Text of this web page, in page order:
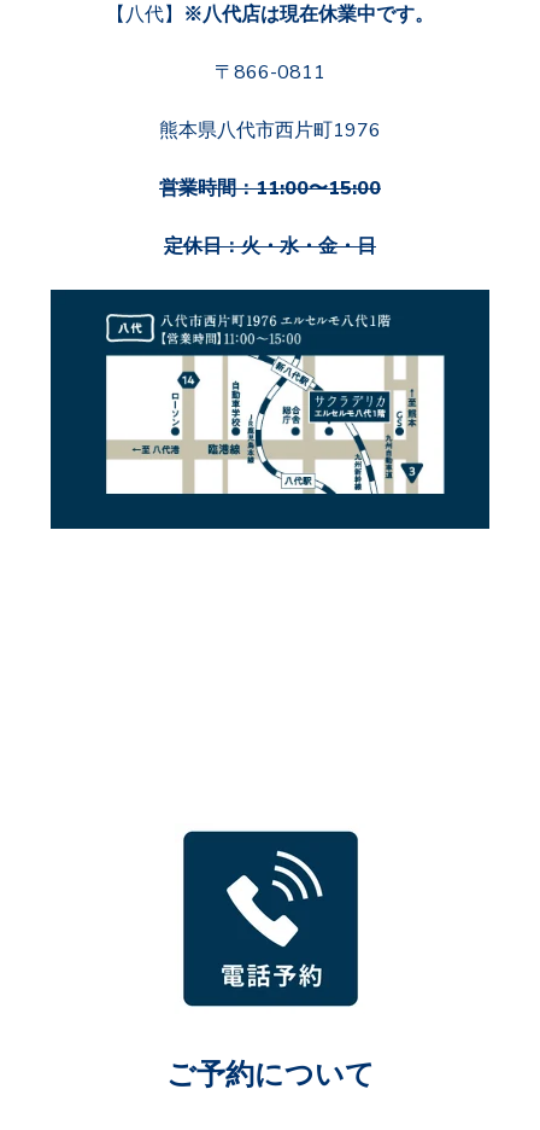
【八代】 ※八代店は現在休業中です。
〒866-0811
熊本県八代市西片町1976
営業時間：11:00〜15:00
定休日：火・水・金・日
ご予約について